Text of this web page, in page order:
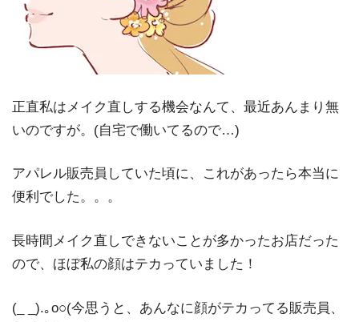
正直私はメイク直しする機会なんて、最近あんまり無
いのですが。(自宅で働いてるので…)
アパレル販売員していた頃に、これがあったら本当に
便利でした。。。
長時間メイク直しできないことが多かったお店だった
ので、ほぼ私の顔はテカっていました！
(_ _).｡o○(今思うと、あんなに顔がテカってる販売員、